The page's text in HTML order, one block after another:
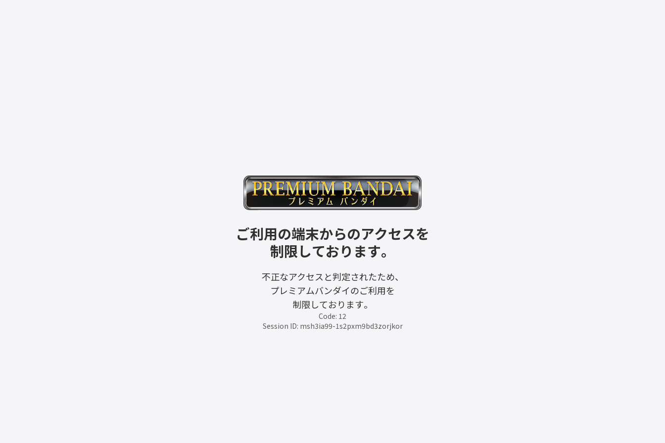
ご利用の端末からのアクセスを
制限しております。
不正なアクセスと判定されたため、
プレミアムバンダイのご利用を
制限しております。
Code: 12
Session ID: msh3ia99-1s2pxm9bd3zorjkor